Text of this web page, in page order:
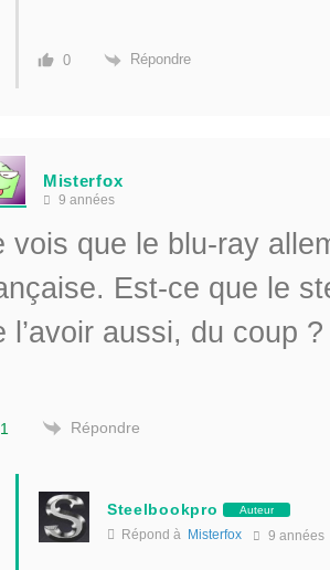
0 Répondre
Misterfox
9 années
vois que le blu-ray
Est-ce que le
l’avoir aussi, du coup ?
1 Répondre
Steelbookpro Auteur
Répond à Misterfox 9 années